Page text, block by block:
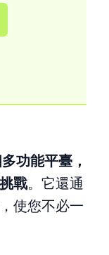
功能平臺，
戰。它還通
使您不必一